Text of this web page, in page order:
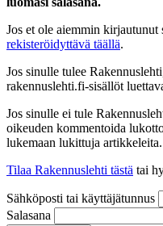
Jos et ole aiemmin kirjautunut
rekisteröidyttävä täällä.
Jos sinulle tulee
rakennuslehti.fi-sisällöt
Jos sinulle ei tule
oikeuden kommentoida
lukemaan lukittuja artikkeleita.
Tilaa Rakennuslehti tästä tai
Sähköposti tai käyttäjätunnus
Salasana